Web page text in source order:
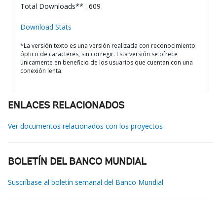
Total Downloads** : 609
Download Stats
*La versión texto es una versión realizada con reconocimiento
óptico de caracteres, sin corregir. Esta versión se ofrece
únicamente en beneficio de los usuarios que cuentan con una
conexión lenta.
ENLACES RELACIONADOS
Ver documentos relacionados con los proyectos
BOLETÍN DEL BANCO MUNDIAL
Suscríbase al boletín semanal del Banco Mundial